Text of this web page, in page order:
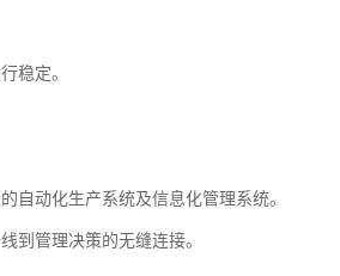
稳定。
自动化生产系统及信息化管理系统。
到管理决策的无缝连接。